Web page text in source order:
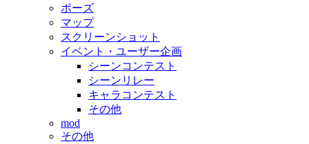
ポーズ
マップ
スクリーンショット
イベント・ユーザー企画
シーンコンテスト
シーンリレー
キャラコンテスト
その他
mod
その他